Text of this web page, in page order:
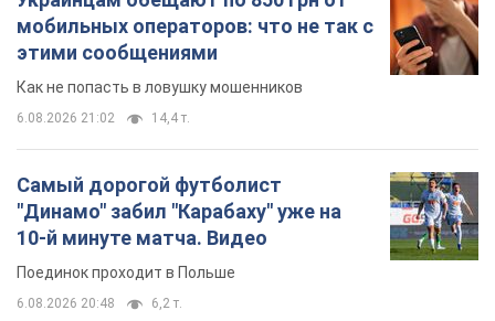
мобильных операторов: что не так с
этими сообщениями
Как не попасть в ловушку мошенников
6.08.2026 21:02 14,4 т.
Самый дорогой футболист
"Динамо" забил "Карабаху" уже на
10-й минуте матча. Видео
Поединок проходит в Польше
6.08.2026 20:48 6,2 т.